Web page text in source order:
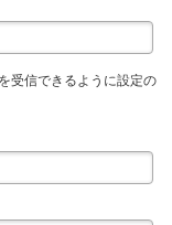
受信できるように設定の